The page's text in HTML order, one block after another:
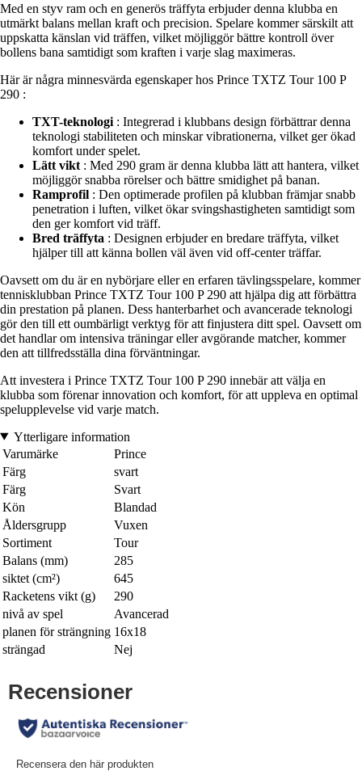
Med en styv ram och en generös träffyta erbjuder denna klubba en
utmärkt balans mellan kraft och precision. Spelare kommer särskilt att
uppskatta känslan vid träffen, vilket möjliggör bättre kontroll över
bollens bana samtidigt som kraften i varje slag maximeras.
Här är några minnesvärda egenskaper hos Prince TXTZ Tour 100 P
290 :
TXT-teknologi : Integrerad i klubbans design förbättrar denna
teknologi stabiliteten och minskar vibrationerna, vilket ger ökad
komfort under spelet.
Lätt vikt : Med 290 gram är denna klubba lätt att hantera, vilket
möjliggör snabba rörelser och bättre smidighet på banan.
Ramprofil : Den optimerade profilen på klubban främjar snabb
penetration i luften, vilket ökar svingshastigheten samtidigt som
den ger komfort vid träff.
Bred träffyta : Designen erbjuder en bredare träffyta, vilket
hjälper till att känna bollen väl även vid off-center träffar.
Oavsett om du är en nybörjare eller en erfaren tävlingsspelare, kommer
tennisklubban Prince TXTZ Tour 100 P 290 att hjälpa dig att förbättra
din prestation på planen. Dess hanterbarhet och avancerade teknologi
gör den till ett oumbärligt verktyg för att finjustera ditt spel. Oavsett om
det handlar om intensiva träningar eller avgörande matcher, kommer
den att tillfredsställa dina förväntningar.
Att investera i Prince TXTZ Tour 100 P 290 innebär att välja en
klubba som förenar innovation och komfort, för att uppleva en optimal
spelupplevelse vid varje match.
Ytterligare information
Varumärke
Prince
Färg
svart
Färg
Svart
Kön
Blandad
Åldersgrupp
Vuxen
Sortiment
Tour
Balans (mm)
285
siktet (cm²)
645
Racketens vikt (g)
290
nivå av spel
Avancerad
planen för strängning 16x18
strängad
Nej